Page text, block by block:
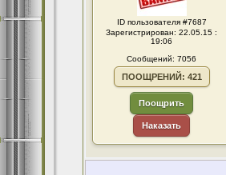
ID пользователя #7687
Зарегистрирован: 22.05.15 :
19:06
Сообщений: 7056
ПООЩРЕНИЙ: 421
Поощрить
Наказать